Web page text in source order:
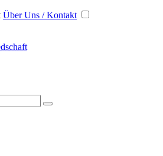
Über Uns / Kontakt